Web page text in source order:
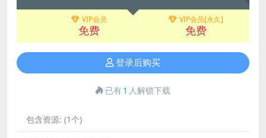
VIP会员
免费
VIP会员[永久]
免费
登录后购买
已有1 人解锁下载
包含资源: (1个)